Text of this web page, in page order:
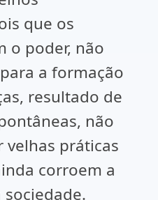
que os
o poder, não
a formação
resultado de
não
práticas
corroem a